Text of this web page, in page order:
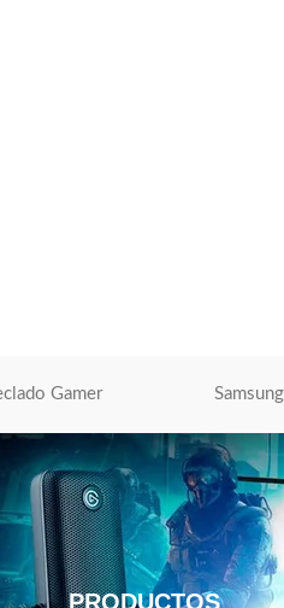
Gamer Samsung
PRODUCTOS